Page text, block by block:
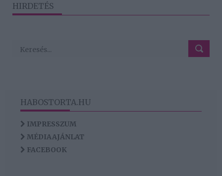
HIRDETÉS
HABOSTORTA.HU
IMPRESSZUM
MÉDIAAJÁNLAT
FACEBOOK